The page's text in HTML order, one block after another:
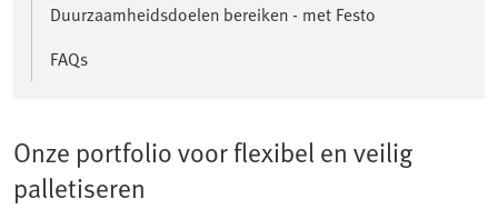
Duurzaamheidsdoelen bereiken - met Festo
FAQs
Onze portfolio voor flexibel en veilig
palletiseren